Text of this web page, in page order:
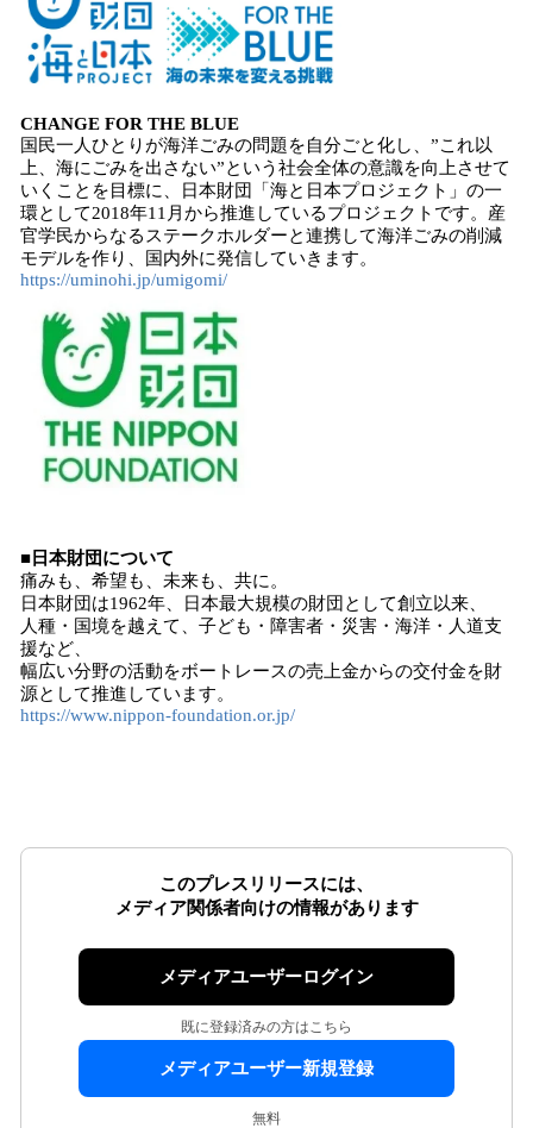
CHANGE FOR THE BLUE
国民一人ひとりが海洋ごみの問題を自分ごと化し、”これ以
上、海にごみを出さない”という社会全体の意識を向上させて
いくことを目標に、日本財団「海と日本プロジェクト」の一
環として2018年11月から推進しているプロジェクトです。産
官学民からなるステークホルダーと連携して海洋ごみの削減
モデルを作り、国内外に発信していきます。
https://uminohi.jp/umigomi/
■日本財団について
痛みも、希望も、未来も、共に。
日本財団は1962年、日本最大規模の財団として創立以来、
人種・国境を越えて、子ども・障害者・災害・海洋・人道支
援など、
幅広い分野の活動をボートレースの売上金からの交付金を財
源として推進しています。
https://www.nippon-foundation.or.jp/
このプレスリリースには、
メディア関係者向けの情報があります
メディアユーザーログイン
既に登録済みの方はこちら
メディアユーザー新規登録
無料